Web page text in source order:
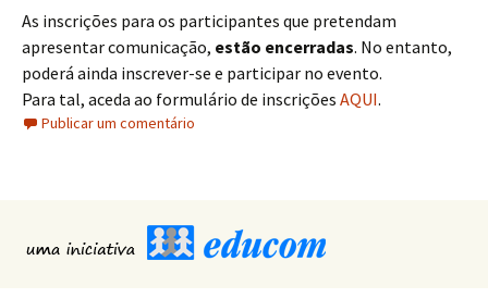
As inscrições para os participantes que pretendam
apresentar comunicação, estão encerradas. No entanto,
poderá ainda inscrever-se e participar no evento.
Para tal, aceda ao formulário de inscrições AQUI.
Publicar um comentário